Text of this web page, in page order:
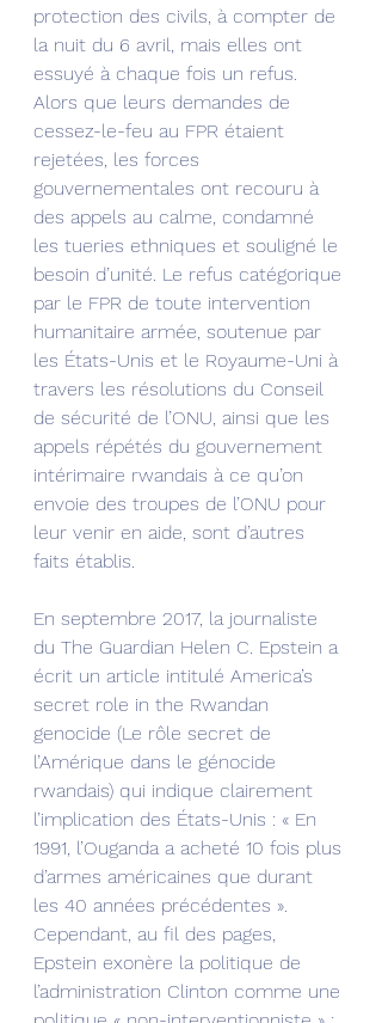
protection des civils, à compter de
la nuit du 6 avril, mais elles ont
essuyé à chaque fois un refus.
Alors que leurs demandes de
cessez-le-feu au FPR étaient
rejetées, les forces
gouvernementales ont recouru à
des appels au calme, condamné
les tueries ethniques et souligné le
besoin d’unité. Le refus catégorique
par le FPR de toute intervention
humanitaire armée, soutenue par
les États-Unis et le Royaume-Uni à
travers les résolutions du Conseil
de sécurité de l’ONU, ainsi que les
appels répétés du gouvernement
intérimaire rwandais à ce qu’on
envoie des troupes de l’ONU pour
leur venir en aide, sont d’autres
faits établis.
En septembre 2017, la journaliste
du The Guardian Helen C. Epstein a
écrit un article intitulé America’s
secret role in the Rwandan
genocide (Le rôle secret de
l’Amérique dans le génocide
rwandais) qui indique clairement
l’implication des États-Unis : « En
1991, l’Ouganda a acheté 10 fois plus
d’armes américaines que durant
les 40 années précédentes ».
Cependant, au fil des pages,
Epstein exonère la politique de
l’administration Clinton comme une